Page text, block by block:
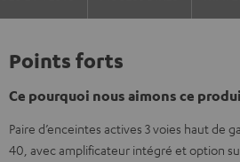
Points forts
Ce pourquoi nous aimons ce
Paire d’enceintes actives 3 voies haut de
40, avec amplificateur intégré et option